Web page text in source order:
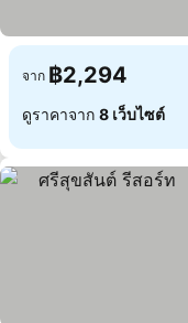
จาก ฿2,294
ดูราคาจาก 8 เว็บไซต์